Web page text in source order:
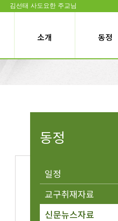
김선태 사도요한 주교님
소개 동정
동정
일정
교구취재자료
신문뉴스자료